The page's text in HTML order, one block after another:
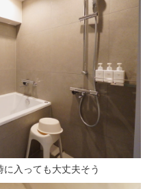
入っても大丈夫そう